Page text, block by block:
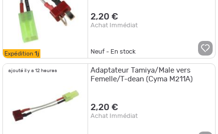
Expédition 1j
2,20 €
Achat Immédiat
Neuf - En stock
ajouté il y a 12 heures
Adaptateur Tamiya/Male vers
Femelle/T-dean (Cyma M211A)
2,20 €
Achat Immédiat